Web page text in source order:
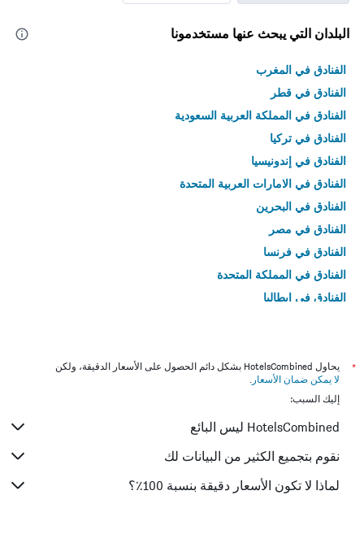
البلدان التي يبحث عنها مستخدمونا
الفنادق في المغرب
الفنادق في قطر
الفنادق في المملكة العربية السعودية
الفنادق في تركيا
الفنادق في إندونيسيا
الفنادق في الامارات العربية المتحدة
الفنادق في البحرين
الفنادق في مصر
الفنادق في فرنسا
الفنادق في المملكة المتحدة
الفنادق في إيطاليا
*
يحاول HotelsCombined بشكل دائم الحصول على الأسعار الدقيقة، ولكن
لا يمكن ضمان الأسعار .
إليك السبب:
HotelsCombined ليس البائع
نقوم بتجميع الكثير من البيانات لك
لماذا لا تكون الأسعار دقيقة بنسبة 100٪؟